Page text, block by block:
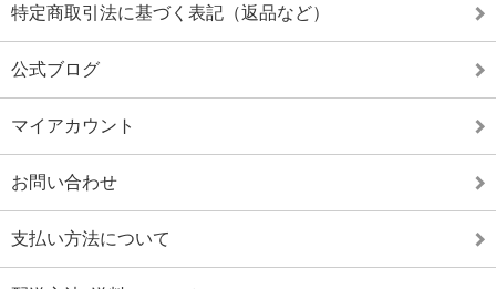
特定商取引法に基づく表記（返品など）
公式ブログ
マイアカウント
お問い合わせ
支払い方法について